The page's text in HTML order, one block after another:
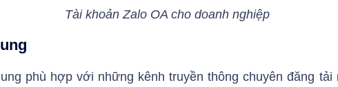
Tài khoản Zalo OA cho doanh nghiệp
phù hợp với những kênh truyền thông chuyên đăng